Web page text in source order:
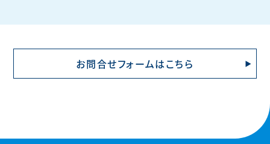
お問合せフォームはこちら